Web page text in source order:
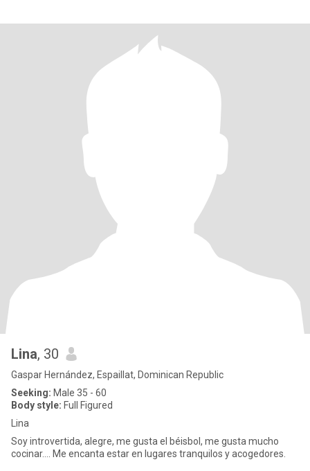
Lina, 30
Gaspar Hernández, Espaillat, Dominican Republic
Seeking: Male 35 - 60
Body style: Full Figured
Lina
Soy introvertida, alegre, me gusta el béisbol, me gusta mucho
cocinar…. Me encanta estar en lugares tranquilos y acogedores.